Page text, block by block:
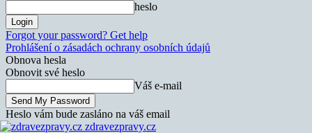
heslo
Forgot your password? Get help
Prohlášení o zásadách ochrany osobních údajů
Obnova hesla
Obnovit své heslo
Váš e-mail
Heslo vám bude zasláno na váš email
zdravezpravy.cz